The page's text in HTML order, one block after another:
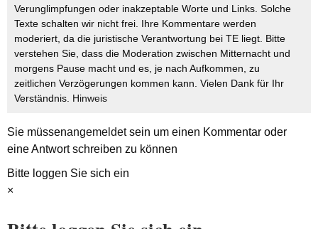
Verunglimpfungen oder inakzeptable Worte und Links. Solche
Texte schalten wir nicht frei. Ihre Kommentare werden
moderiert, da die juristische Verantwortung bei TE liegt. Bitte
verstehen Sie, dass die Moderation zwischen Mitternacht und
morgens Pause macht und es, je nach Aufkommen, zu
zeitlichen Verzögerungen kommen kann. Vielen Dank für Ihr
Verständnis. Hinweis
Sie müssenangemeldetsein um einen Kommentar oder
eine Antwort schreiben zu können
Bitte loggen Sie sich ein
×